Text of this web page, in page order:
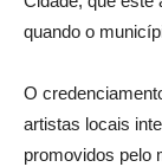
quando o
O
artistas locais
promovidos pelo